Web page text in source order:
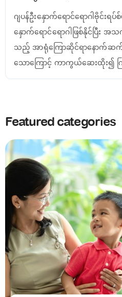
Featured categories
ဂျပန်ဦးနှောက်ရောင်ရောဂါဗိုင်း
နှောက်ရောင်ရောဂါဖြစ်နိုင်ပြီး အ
သည့် အာရုံကြောဆိုင်ရာနောက်ဆက်တွဲ
သောကြောင့် ကာကွယ်ဆေးထိုး